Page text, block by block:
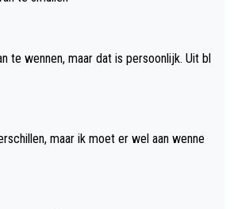
te wennen, maar dat is persoonlijk. Uit bl
maar ik moet er wel aan wenne